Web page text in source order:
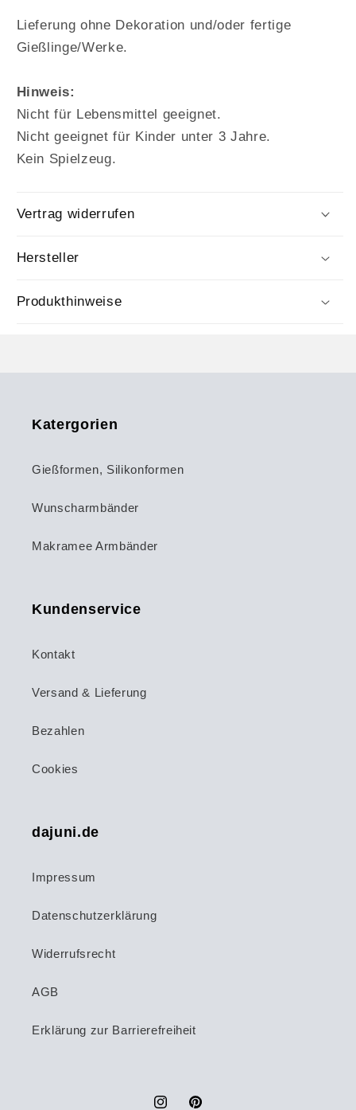
Lieferung ohne Dekoration und/oder fertige
Gießlinge/Werke.
Hinweis:
Nicht für Lebensmittel geeignet.
Nicht geeignet für Kinder unter 3 Jahre.
Kein Spielzeug.
Vertrag widerrufen
Hersteller
Produkthinweise
Katergorien
Gießformen, Silikonformen
Wunscharmbänder
Makramee Armbänder
Kundenservice
Kontakt
Versand & Lieferung
Bezahlen
Cookies
dajuni.de
Impressum
Datenschutzerklärung
Widerrufsrecht
AGB
Erklärung zur Barrierefreiheit